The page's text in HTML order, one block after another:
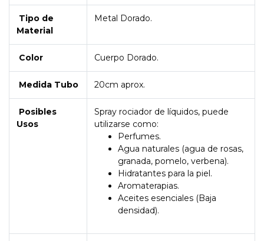
Tipo de
Material
Metal Dorado.
Color Cuerpo Dorado.
Medida Tubo 20cm aprox.
Posibles
Usos
Spray rociador de líquidos, puede
utilizarse como:
Perfumes.
Agua naturales (agua de rosas,
granada, pomelo, verbena).
Hidratantes para la piel.
Aromaterapias.
Aceites esenciales (Baja
densidad).